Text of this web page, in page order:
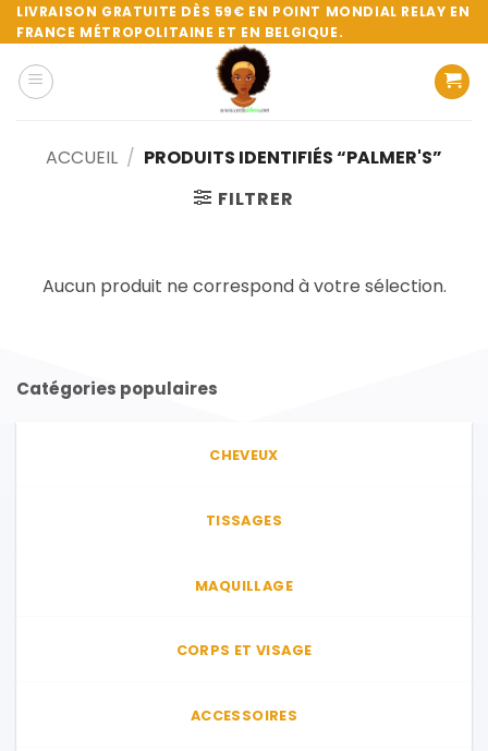
Passer
au
contenu
LIVRAISON GRATUITE DÈS 59€ EN POINT MONDIAL RELAY EN
FRANCE MÉTROPOLITAINE ET EN BELGIQUE.
ACCUEIL / PRODUITS IDENTIFIÉS “PALMER'S”
FILTRER
Aucun produit ne correspond à votre sélection.
Catégories populaires
CHEVEUX
TISSAGES
MAQUILLAGE
CORPS ET VISAGE
ACCESSOIRES